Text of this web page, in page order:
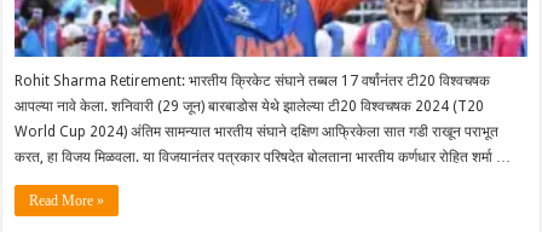
Rohit Sharma Retirement: भारतीय क्रिकेट संघाने तब्बल 17 वर्षांनंतर टी20 विश्वचषक
आपल्या नावे केला. शनिवारी (29 जून) बारबाडोस येथे झालेल्या टी20 विश्वचषक 2024 (T20
World Cup 2024) अंतिम सामन्यात भारतीय संघाने दक्षिण आफ्रिकेला सात गडी राखून पराभूत
करत, हा विजय मिळवला. या विजयानंतर पत्रकार परिषदेत बोलताना भारतीय कर्णधार रोहित शर्मा …
Read More »